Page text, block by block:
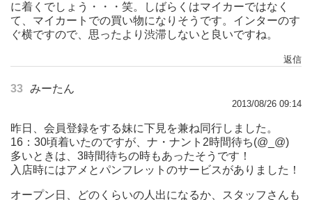
に着くでしょう・・・笑。しばらくはマイカーではなく
て、マイカートでの買い物になりそうです。インターのす
ぐ横ですので、思ったより渋滞しないと良いですね。
返信
33 みーたん
2013/08/26 09:14
昨日、会員登録をする妹に下見を兼ね同行しました。
16：30頃着いたのですが、ナ・ナント2時間待ち(@_@)
多いときは、3時間待ちの時もあったそうです！
入店時にはアメとパンフレットのサービスがありました！
オープン日、どのくらいの人出になるか、スタッフさんも